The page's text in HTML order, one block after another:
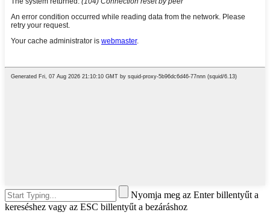
Nyomja meg az Enter billentyűt a
kereséshez vagy az ESC billentyűt a bezáráshoz